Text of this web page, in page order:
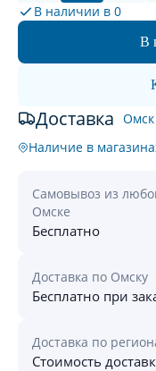
В наличии в 0
В
Доставка Омск
Наличие в
Самовывоз из
Омске
Бесплатно
Доставка по Омску
Бесплатно при
Доставка по
Стоимость